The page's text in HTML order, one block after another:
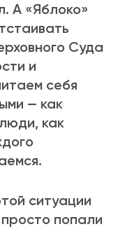
А «Яблоко»
Суда
и
себя
— как
как
ситуации
попали